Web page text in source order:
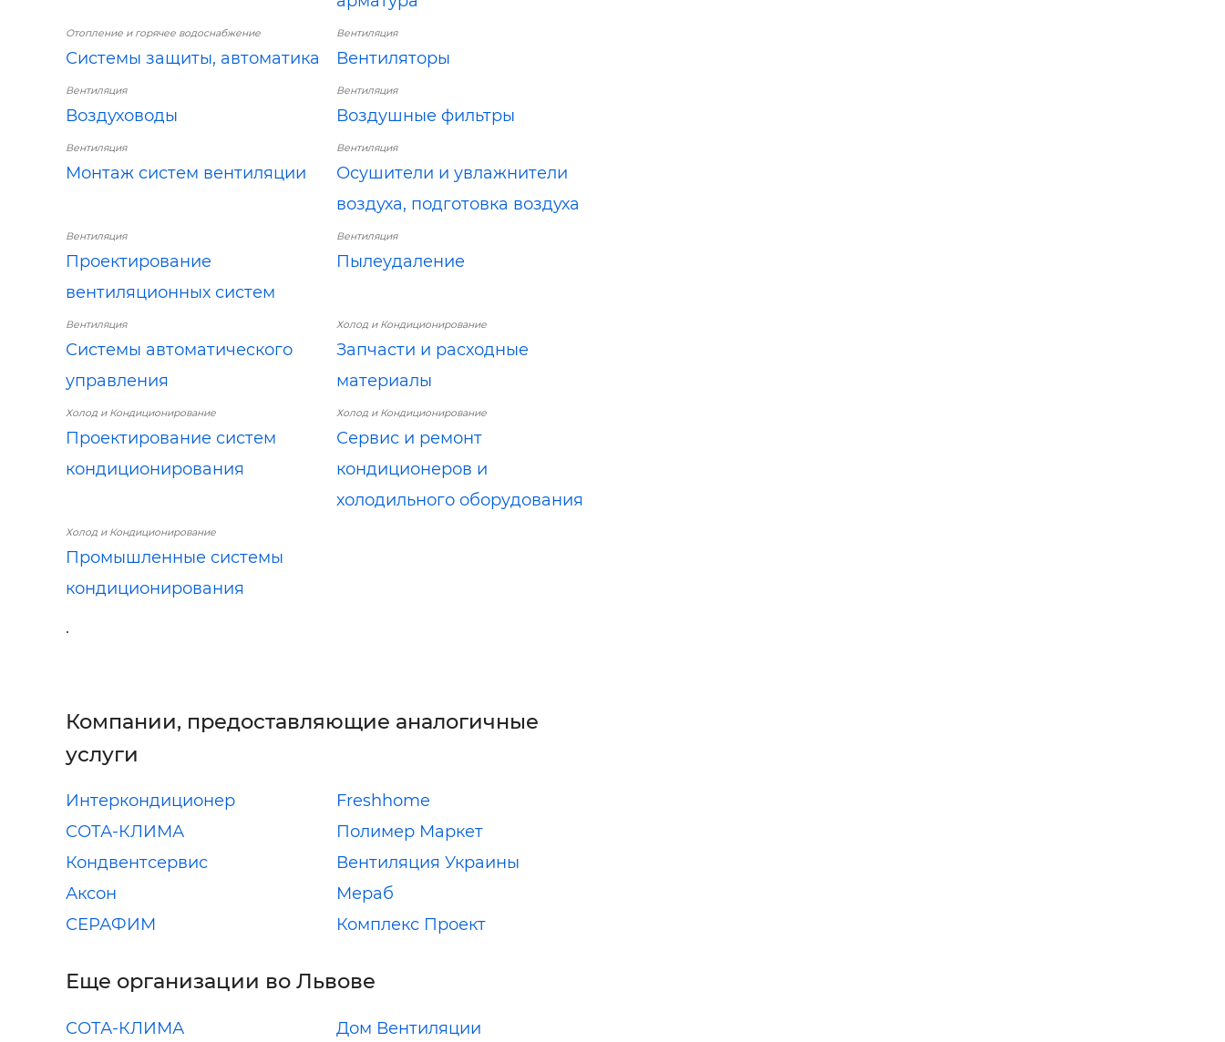
Отопление и горячее водоснабжение
Системы защиты, автоматика
Вентиляция
Вентиляторы
Вентиляция
Воздуховоды
Вентиляция
Воздушные фильтры
Вентиляция
Монтаж систем вентиляции
Вентиляция
Осушители и увлажнители
воздуха, подготовка воздуха
Вентиляция
Проектирование
вентиляционных систем
Вентиляция
Пылеудаление
Вентиляция
Системы автоматического
управления
Холод и Кондиционирование
Запчасти и расходные
материалы
Холод и Кондиционирование
Проектирование систем
кондиционирования
Холод и Кондиционирование
Сервис и ремонт
кондиционеров и
холодильного оборудования
Холод и Кондиционирование
Промышленные системы
кондиционирования
.
Компании, предоставляющие аналогичные
услуги
Интеркондиционер
Freshhome
СОТА-КЛИМА
Полимер Маркет
Кондвентсервис
Вентиляция Украины
Аксон
Мераб
СЕРАФИМ
Комплекс Проект
Еще организации во Львове
СОТА-КЛИМА Дом Вентиляции